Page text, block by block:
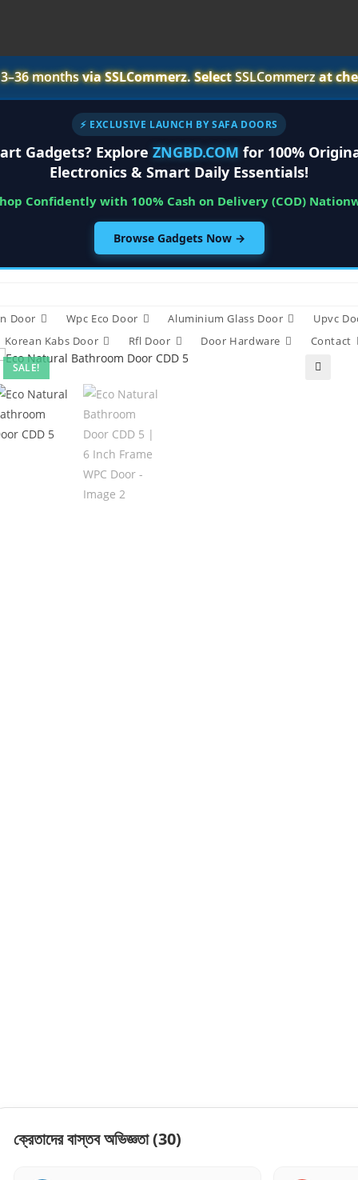
3–36 monthsvia SSLCommerz. SelectSSLCommerzat
⚡ EXCLUSIVE LAUNCH BY SAFA DOORS
Gadgets? Explore ZNGBD.COM for 100%
Electronics & Smart Daily Essentials!
Confidently with 100% Cash on Delivery (COD)
Browse Gadgets Now →
Door Wpc Eco Door Aluminium Glass Door
Upvc
Korean Kabs Door
Rfl Door Door Hardware Contact
SALE!
ক্রেতাদের বাস্তব অভিজ্ঞতা(30)